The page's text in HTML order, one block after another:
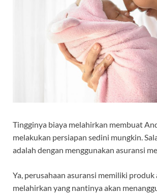
Tingginya biaya melahirkan membuat
melakukan persiapan sedini mungkin.
adalah dengan menggunakan asuransi
Ya, perusahaan asuransi memiliki produk
melahirkan yang nantinya akan